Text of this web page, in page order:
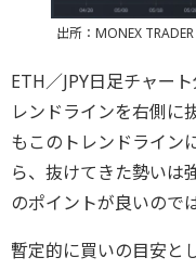
出所：MONEX
ETH／JPY日足チャー
レンドラインを右側に
もこのトレンドライン
ら、抜けてきた勢いは
のポイントが良いので
暫定的に買いの目安と